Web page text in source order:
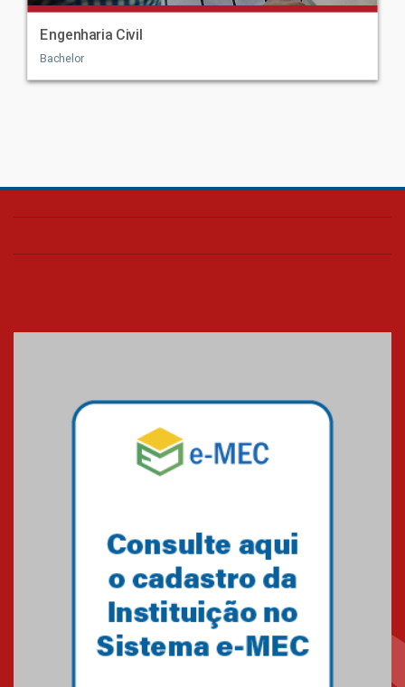
Engenharia Civil
Bachelor